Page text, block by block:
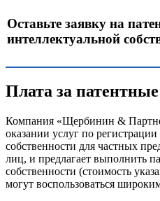
Оставьте заявку на
интеллектуальной
Плата за
Компания «Щербинин &
оказании услуг по
собственности для частных
лиц, и предлагает выполнить
собственности (стоимость
могут воспользоваться